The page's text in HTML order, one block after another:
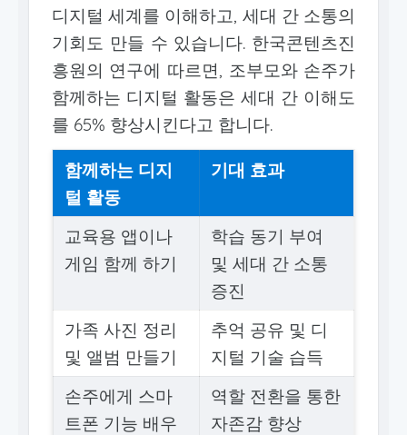
디지털 세계를 이해하고, 세대 간 소통의
기회도 만들 수 있습니다. 한국콘텐츠진
흥원의 연구에 따르면, 조부모와 손주가
함께하는 디지털 활동은 세대 간 이해도
를 65% 향상시킨다고 합니다.
함께하는 디지
털 활동
기대 효과
교육용 앱이나
게임 함께 하기
학습 동기 부여
및 세대 간 소통
증진
가족 사진 정리
및 앨범 만들기
추억 공유 및 디
지털 기술 습득
손주에게 스마
트폰 기능 배우
역할 전환을 통한
자존감 향상